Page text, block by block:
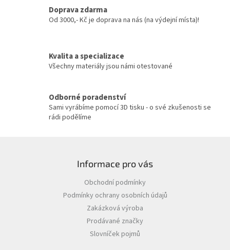
í
k
y
p
i
Doprava zdarma
Od 3000,- Kč je doprava na nás (na výdejní místa)!
Kvalita a specializace
Všechny materiály jsou námi otestované
Odborné poradenství
Sami vyrábíme pomocí 3D tisku - o své zkušenosti se
rádi podělíme
Informace pro vás
Obchodní podmínky
Podmínky ochrany osobních údajů
Zakázková výroba
Prodávané značky
Slovníček pojmů